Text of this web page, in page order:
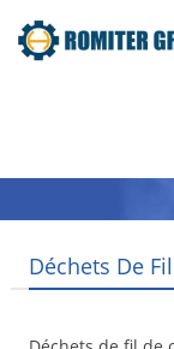
Déchets De